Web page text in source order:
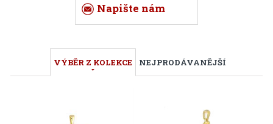
Napište nám
VÝBĚR Z KOLEKCE NEJPRODÁVANĚJŠÍ